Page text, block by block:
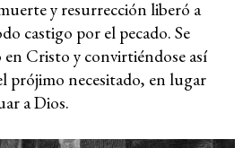
y resurrección liberó a
castigo por el pecado. Se
Cristo y convirtiéndose así
prójimo necesitado, en lugar
a Dios.